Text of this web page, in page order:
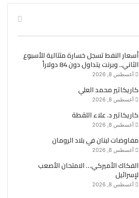
أسعار النفط تسجل خسارة متتالية للأسبوع
الثاني.. وبرنت يتداول دون 84 دولاراً
أغسطس 8, 2026
كاريكاتير محمد العلي
أغسطس 8, 2026
كاريكاتير د. علاء اللقطة
أغسطس 8, 2026
مفاوضات لبنان في بلاد الرومان
أغسطس 8, 2026
الفكاك الأميركي… الامتحان الأصعب
لإسرائيل
أغسطس 8, 2026